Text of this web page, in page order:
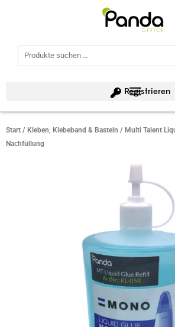
Suchen
nach:
Registrieren
Start / Kleben, Klebeband & Basteln / Multi Talent
Nachfüllung